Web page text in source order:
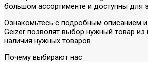
большом ассортименте и доступны для
Ознакомьтесь с подробным описанием и
Geizer позволят выбор нужный товар
наличия нужных товаров.
Почему выбирают нас